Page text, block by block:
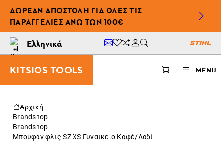
ΔΩΡΕΆΝ ΑΠΟΣΤΟΛΉ ΓΙΑ ΌΛΕΣ ΤΙΣ
ΠΑΡΑΓΓΕΛΊΕΣ ΆΝΩ ΤΩΝ 100€
Ελληνικά
KITSIOS TOOLS MENU
Αρχική
Brandshop
Brandshop
Μπουφάν φλις SZ XS Γυναικείο Καφέ/Λαδί